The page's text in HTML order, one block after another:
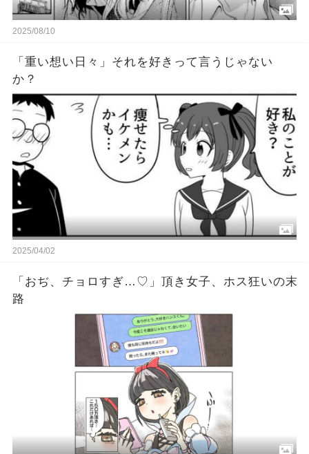
2025/08/10
「重い想い日々」それを好きって言うじゃない
か？
2025/04/02
「おぢ、チョロすぎ…♡」頂き女子、ホス狂いの末
路